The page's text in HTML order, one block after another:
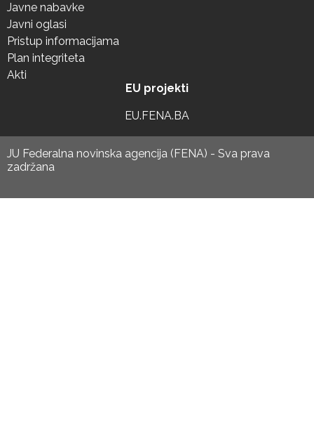
Javne nabavke
Javni oglasi
Pristup informacijama
Plan integriteta
Akti
EU projekti
EU.FENA.BA
JU Federalna novinska agencija (FENA) - Sva prava
zadržana